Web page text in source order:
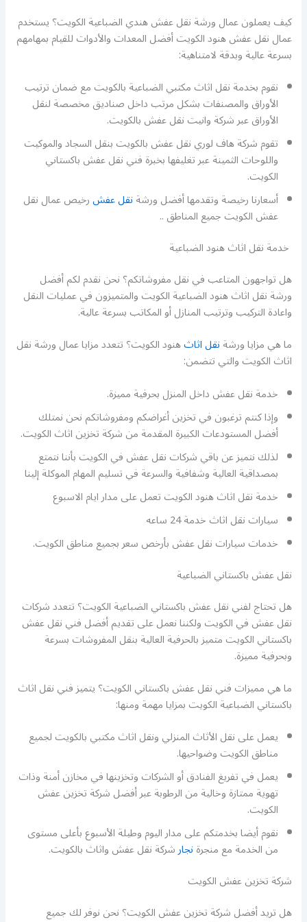
كيف يعملون عمال ورشة نقل عفش هندي الضباعية الكويت؟ يستخدم
عمال نقل عفش هنود الكويت أفضل المعدات والأدوات للقيام بمهامهم
بسرعة عالية وبدقة لامتناهية:
نقوم بخدمة نقل اثاث مكتبي الضباعية بالكويت مع ضمان ترتيب
الأوراق والمصنفات بشكل مرتب داخل صناديق مخصصة لنقل
الأوراق عبر شركة وانيت نقل عفش بالكويت.
تقوم شركة هاف لوري نقل عفش بالكويت بنقل السجاد والموكيت
واللوحات الثمينة عبر تغليفها بخبرة فني نقل عفش باكستاني
الكويت.
أسعارنا رخيصة وتقدمها أفضل ورشةنقل عفشرخيص عمال نقل
عفش الكويت جميع المناطق ..
خدمة نقل اثاث هنود الضباعية
هل تواجهون المتاعب في نقل مفروشاتكم؟ نحن نقدم لكم أفضل
ورشة نقل اثاث هنود الضباعية الكويت والمتميزون في عمليات النقل
واعادة التركيب وترتيب المنازل أو المكاتب بسرعة عالية.
ما هي مزايا ورشةنقل اثاثهنود الكويت؟ تتعدد مزايا عمال ورشة نقل
اثاث الكويت والتي تتضمن:
خدمة نقل عفش داخل المنزل بحرفية مميزة.
وإذا كنتم ترغبون في تخزين أغراضكم ومفروشاتكم نحن نمتلك
أفضل المستودعات الكبيرة المقدمة من شركة تخزين اثاث الكويت.
لذلك نتميز عن باقي شركات نقل عفش في الكويت بأننا نتمتع
بمصداقية العالية وشفافية والسرعة في تسليم المهام الموكلة إلينا
خدمة نقل اثاث هنود الكويت تعمل على مدار ايام الاسبوع
سيارات نقل اثاث خدمة 24 ساعه
خدمات سيارات نقل عفش بأرخص سعر بجميع مناطق الكويت.
نقل عفش باكستاني الضباعية
هل تحتاج لفني نقل عفش باكستاني الضباعية الكويت؟ تتعدد شركات
نقل عفش في الكويت ولكننا نعمل على تقديم أفضل فني نقل عفش
باكستاني الكويت متميز بالحرفية العالية بنقل المفروشات بسرعة
وبحرفية مميزة.
ما هي مميزات فني نقل عفش باكستاني الكويت؟ يتميز فني نقل اثاث
باكستاني الضباعية الكويت بمزايا مهمة ومنها:
يعمل على نقل الأثاث المنزلي ونقل اثاث مكتبي بالكويت لجميع
مناطق الكويت وضواحيها.
يعمل في تفريغ الفنادق أو الشركات وتخزينها في مخازن أمنة وذات
تهوية ممتازة وخالية من الرطوبة عبر أفضل شركة تخزين عفش
الكويت.
نقوم أيضا بخدمتكم على مدار اليوم وطيلة الأسبوع بأعلى مستوى
من الخدمة مع منجرةنجارشركة نقل عفش واثاث بالكويت.
شركة تخزين عفش الكويت
هل تريد أفضل شركة تخزين عفش الكويت؟ نحن نوفر لك جميع